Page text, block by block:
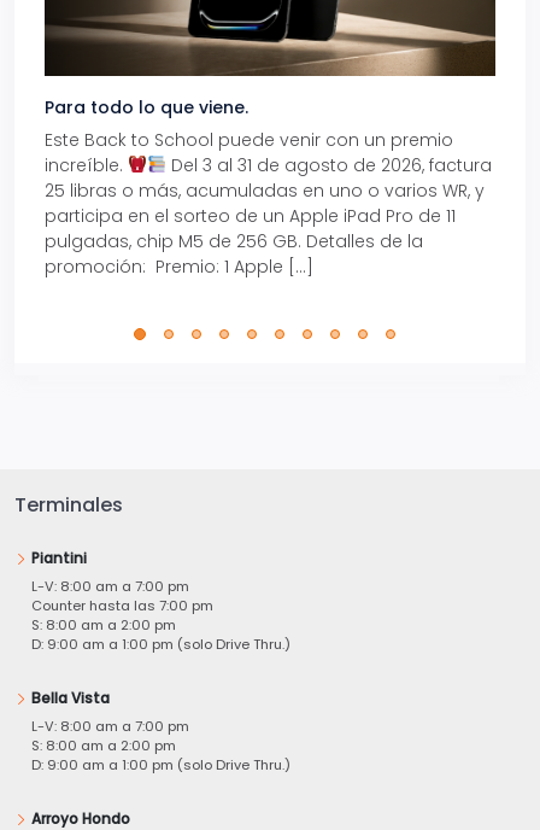
Para todo lo que viene.
Este Back to School puede venir con un premio
increíble.
Del 3 al 31 de agosto de 2026, factura
25 libras o más, acumuladas en uno o varios WR, y
participa en el sorteo de un Apple iPad Pro de 11
pulgadas, chip M5 de 256 GB. Detalles de la
promoción: Premio: 1 Apple […]
Terminales
Piantini
L-V: 8:00 am a 7:00 pm
Counter hasta las 7:00 pm
S: 8:00 am a 2:00 pm
D: 9:00 am a 1:00 pm (solo Drive Thru.)
Bella Vista
L-V: 8:00 am a 7:00 pm
S: 8:00 am a 2:00 pm
D: 9:00 am a 1:00 pm (solo Drive Thru.)
Arroyo Hondo